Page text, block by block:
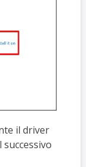
il driver